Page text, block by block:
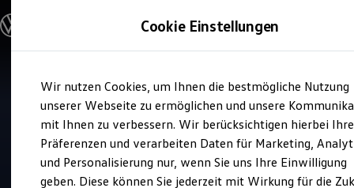
Hauptinhalt
springen
Footer
springen
Modelle und Konfigurator
Modelle vergleichen
Elektroautos
ENERGY Sondermodelle
Nutzfahrzeuge
SUV und CUV
Familienautos
Kombis
Kompaktwagen
Service
Auto Bierschneider
Riedenburg
4.7|37 Bewertungen
Cookie Einstellungen
Wir nutzen Cookies, um Ihnen die bestmögliche Nutzung
unserer Webseite zu ermöglichen und unsere
mit Ihnen zu verbessern. Wir berücksichtigen hierbei Ihre
Präferenzen und verarbeiten Daten für Marketing,
und Personalisierung nur, wenn Sie uns Ihre Einwilligung
geben. Diese können Sie jederzeit mit Wirkung für die